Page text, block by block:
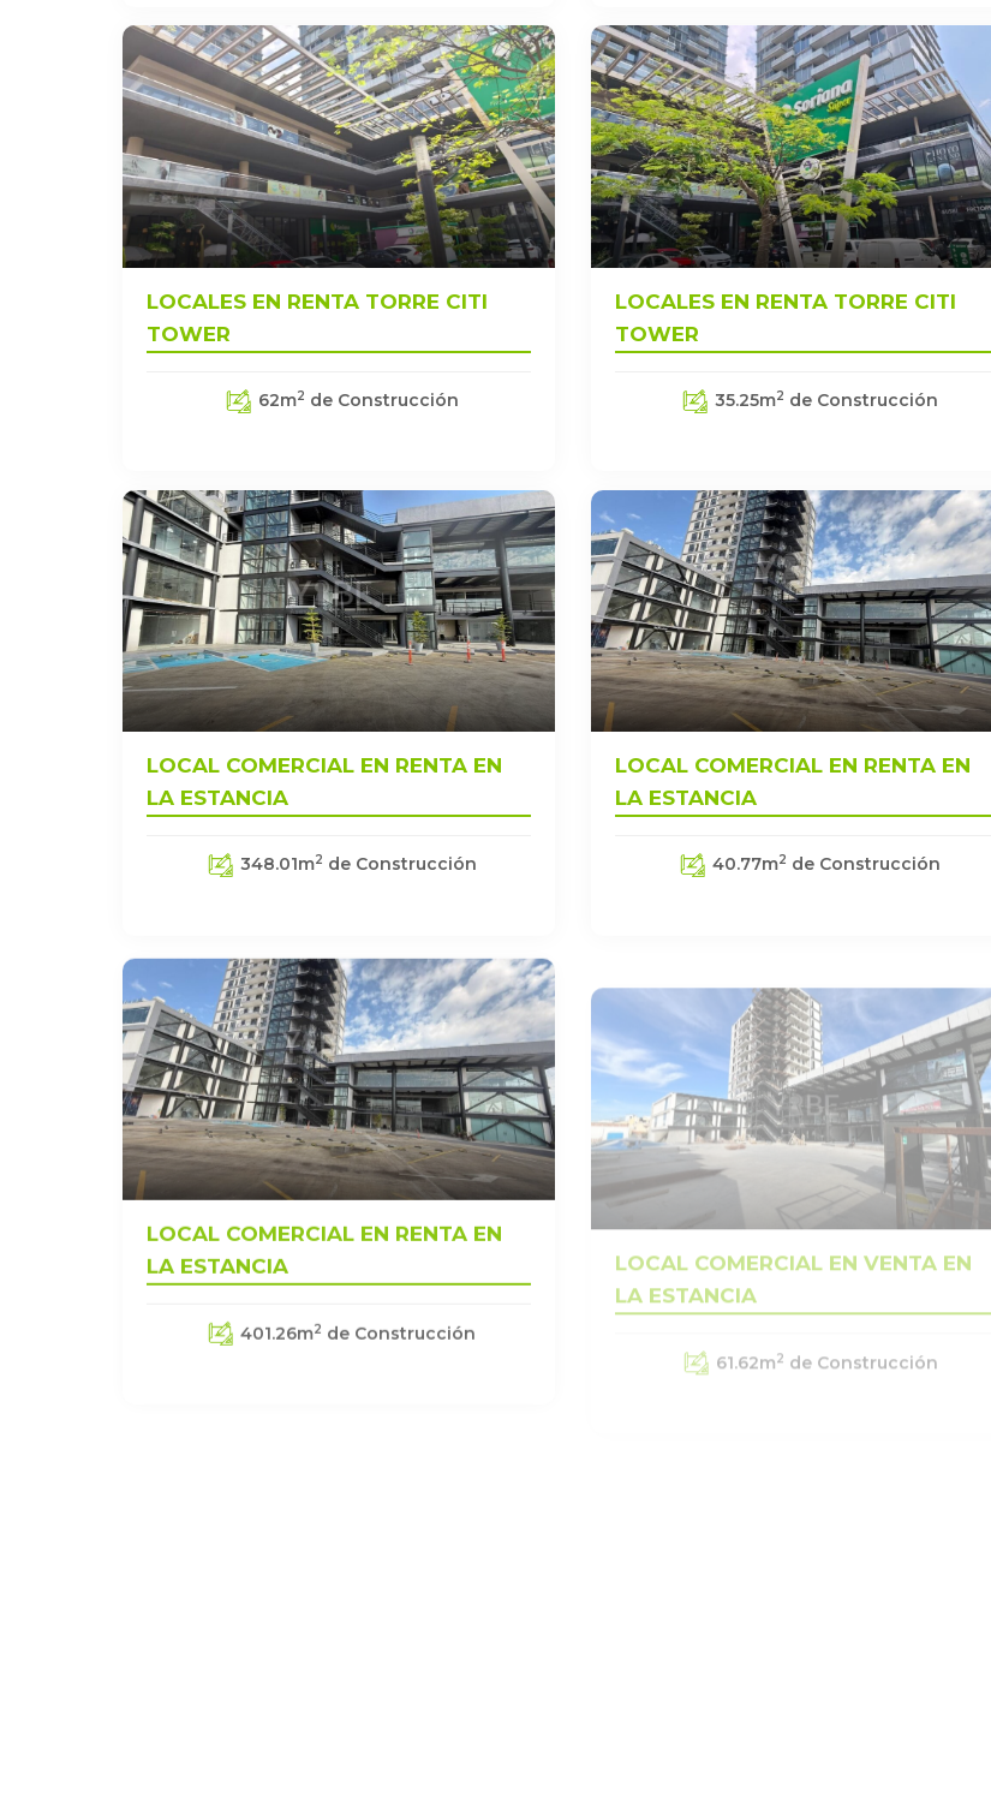
LOCALES EN RENTA TORRE CITI
TOWER
62m2 de Construcción
LOCALES EN RENTA TORRE CITI
TOWER
35.25m2 de Construcción
LOCAL COMERCIAL EN RENTA EN
LA ESTANCIA
348.01m2 de Construcción
LOCAL COMERCIAL EN RENTA EN
LA ESTANCIA
40.77m2 de Construcción
LOCAL COMERCIAL EN RENTA EN
LA ESTANCIA
401.26m2 de Construcción
LOCAL COMERCIAL EN VENTA EN
LA ESTANCIA